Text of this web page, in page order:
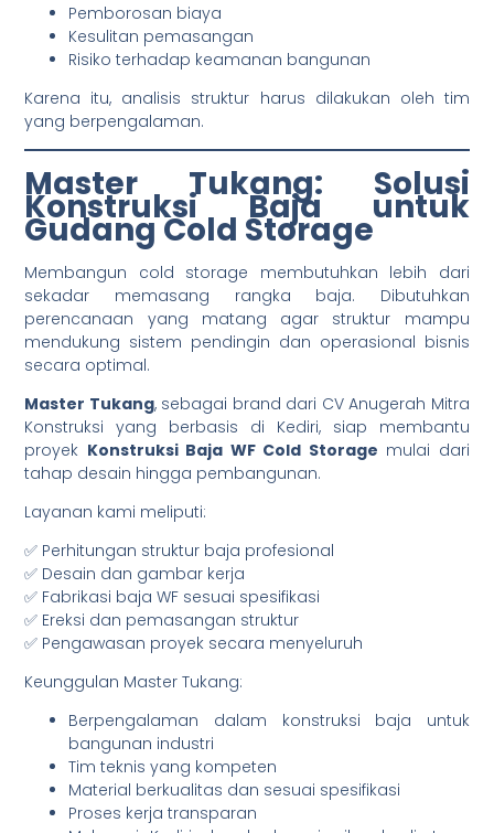
Pemborosan biaya
Kesulitan pemasangan
Risiko terhadap keamanan bangunan
Karena itu, analisis struktur harus dilakukan oleh tim
yang berpengalaman.
Master Tukang: Solusi
Konstruksi Baja untuk
Gudang Cold Storage
Membangun cold storage membutuhkan lebih dari
sekadar memasang rangka baja. Dibutuhkan
perencanaan yang matang agar struktur mampu
mendukung sistem pendingin dan operasional bisnis
secara optimal.
Master Tukang, sebagai brand dari CV Anugerah Mitra
Konstruksi yang berbasis di Kediri, siap membantu
proyek Konstruksi Baja WF Cold Storage mulai dari
tahap desain hingga pembangunan.
Layanan kami meliputi:
✅ Perhitungan struktur baja profesional
✅ Desain dan gambar kerja
✅ Fabrikasi baja WF sesuai spesifikasi
✅ Ereksi dan pemasangan struktur
✅ Pengawasan proyek secara menyeluruh
Keunggulan Master Tukang:
Berpengalaman dalam konstruksi baja untuk
bangunan industri
Tim teknis yang kompeten
Material berkualitas dan sesuai spesifikasi
Proses kerja transparan